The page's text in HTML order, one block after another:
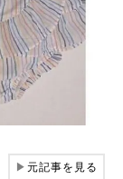
▶元記事を見る